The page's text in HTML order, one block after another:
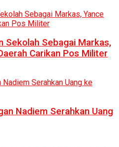
Sekolah Sebagai Markas,
Carikan Pos Militer
Nadiem Serahkan Uang